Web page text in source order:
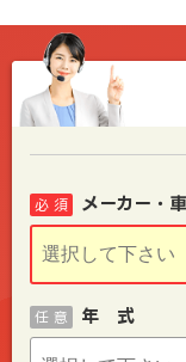
メーカー・
必 須
年 式
任 意